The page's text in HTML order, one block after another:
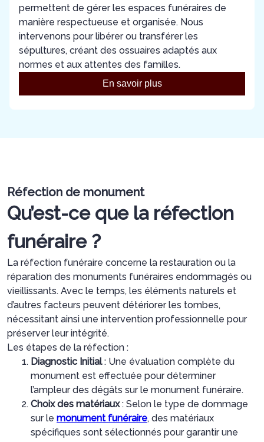
permettent de gérer les espaces funéraires de
manière respectueuse et organisée. Nous
intervenons pour libérer ou transférer les
sépultures, créant des ossuaires adaptés aux
normes et aux attentes des familles.
En savoir plus
Réfection de monument
Qu’est-ce que la réfection
funéraire ?
La réfection funéraire concerne la restauration ou la
réparation des monuments funéraires endommagés ou
vieillissants. Avec le temps, les éléments naturels et
d’autres facteurs peuvent détériorer les tombes,
nécessitant ainsi une intervention professionnelle pour
préserver leur intégrité.
Les étapes de la réfection :
Diagnostic Initial: Une évaluation complète du
monument est effectuée pour déterminer
l’ampleur des dégâts sur le monument funéraire.
Choix des matériaux: Selon le type de dommage
sur le monument funéraire, des matériaux
spécifiques sont sélectionnés pour garantir une